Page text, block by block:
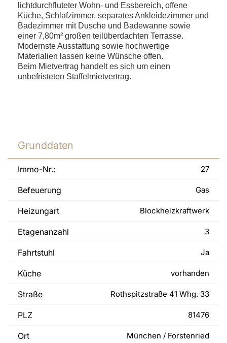
lichtdurchfluteter Wohn- und Essbereich, offene
Küche, Schlafzimmer, separates Ankleidezimmer und
Badezimmer mit Dusche und Badewanne sowie
einer 7,80m² großen teilüberdachten Terrasse.
Modernste Ausstattung sowie hochwertige
Materialien lassen keine Wünsche offen.
Beim Mietvertrag handelt es sich um einen
unbefristeten Staffelmietvertrag.
Grunddaten
Immo-Nr.: 27
Befeuerung Gas
Heizungart Blockheizkraftwerk
Etagenanzahl 3
Fahrtstuhl Ja
Küche vorhanden
Straße Rothspitzstraße 41 Whg. 33
PLZ 81476
Ort München / Forstenried